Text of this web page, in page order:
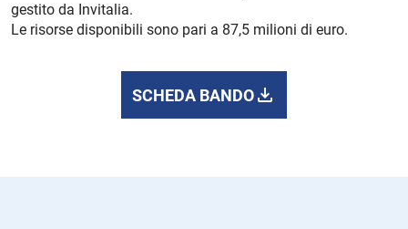
gestito da Invitalia.
Le risorse disponibili sono pari a 87,5 milioni di euro.
SCHEDA BANDO